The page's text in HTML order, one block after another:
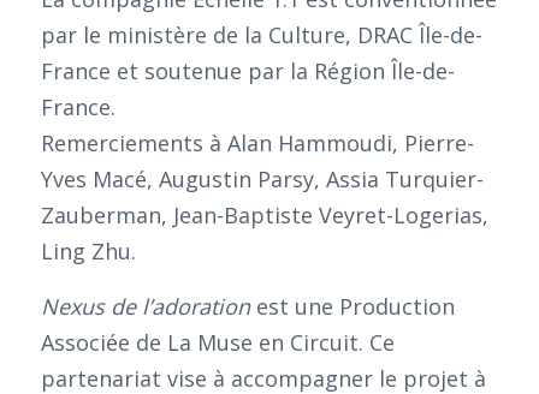
par le ministère de la Culture, DRAC Île-de-
France et soutenue par la Région Île-de-
France.
Remerciements à Alan Hammoudi, Pierre-
Yves Macé, Augustin Parsy, Assia Turquier-
Zauberman, Jean-Baptiste Veyret-Logerias,
Ling Zhu.
Nexus de l’adorationest une Production
Associée de La Muse en Circuit. Ce
partenariat vise à accompagner le projet à